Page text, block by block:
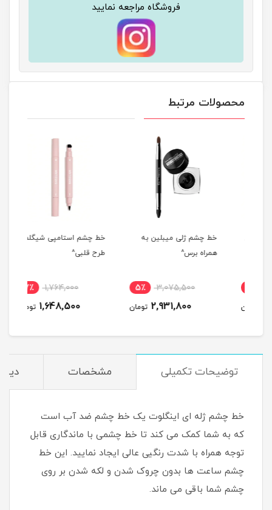
فروشگاه مراجعه نمایید
محصولات مرتبط
خط چشم ژلی میبلین به
همراه برس^
3,075,500 5٪
2,931,800 تومان
خط چشم استامپی شیگلم
طرح قلبی^
1,764,000 7٪
1,648,500 تومان
توضیحات تکمیلی مشخصات
خط چشم ژله ای اینگلوت یک خط چشم ضد آب است
که به شما کمک می کند تا خط چشمی با ماندگاری قابل
توجه همراه با شدت رنگیی عالی ایجاد نمایید. این خط
چشم ساعت ها بدون چروک شدن و لکه شدن بر روی
چشم شما باقی می ماند.